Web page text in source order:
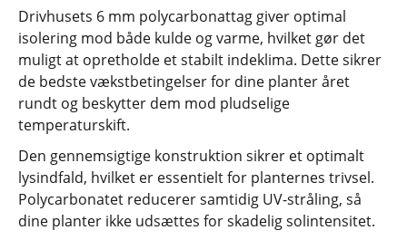
Drivhusets 6 mm polycarbonattag giver optimal
isolering mod både kulde og varme, hvilket gør det
muligt at opretholde et stabilt indeklima. Dette sikrer
de bedste vækstbetingelser for dine planter året
rundt og beskytter dem mod pludselige
temperaturskift.
Den gennemsigtige konstruktion sikrer et optimalt
lysindfald, hvilket er essentielt for planternes trivsel.
Polycarbonatet reducerer samtidig UV-stråling, så
dine planter ikke udsættes for skadelig solintensitet.